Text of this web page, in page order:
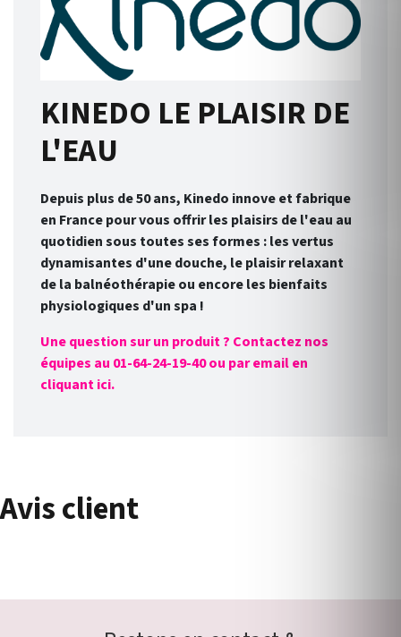
KINEDO LE PLAISIR DE
L'EAU
Depuis plus de 50 ans, Kinedo innove et fabrique
en France pour vous offrir les plaisirs de l'eau au
quotidien sous toutes ses formes : les vertus
dynamisantes d'une douche, le plaisir relaxant
de la balnéothérapie ou encore les bienfaits
physiologiques d'un spa !
Une question sur un produit ? Contactez nos
équipes au 01-64-24-19-40 ou par email en
cliquant ici.
Avis client